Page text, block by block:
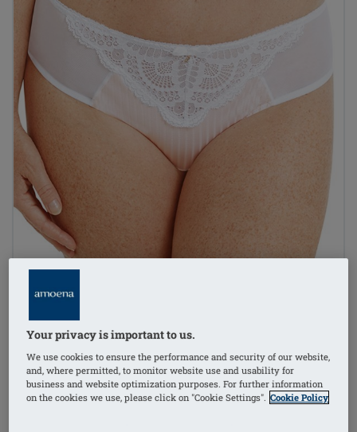
Your privacy is important to us.
We use cookies to ensure the performance and security of our website,
and, where permitted, to monitor website use and usability for
business and website optimization purposes. For further information
on the cookies we use, please click on "Cookie Settings". Cookie Policy